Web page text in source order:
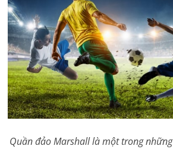
Quần đảo Marshall là một trong